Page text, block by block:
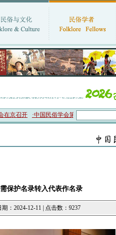
国民俗学会第十一届代表大会暨2026年年
保护名录转入代表作名录
：2024-12-11 | 点击数：9237